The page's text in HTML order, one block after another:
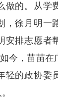
做的。从学
，徐月明一
安排志愿者
今，苗苗在
轻的政协委